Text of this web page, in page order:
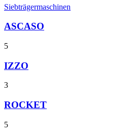
Siebträgermaschinen
ASCASO
5
IZZO
3
ROCKET
5